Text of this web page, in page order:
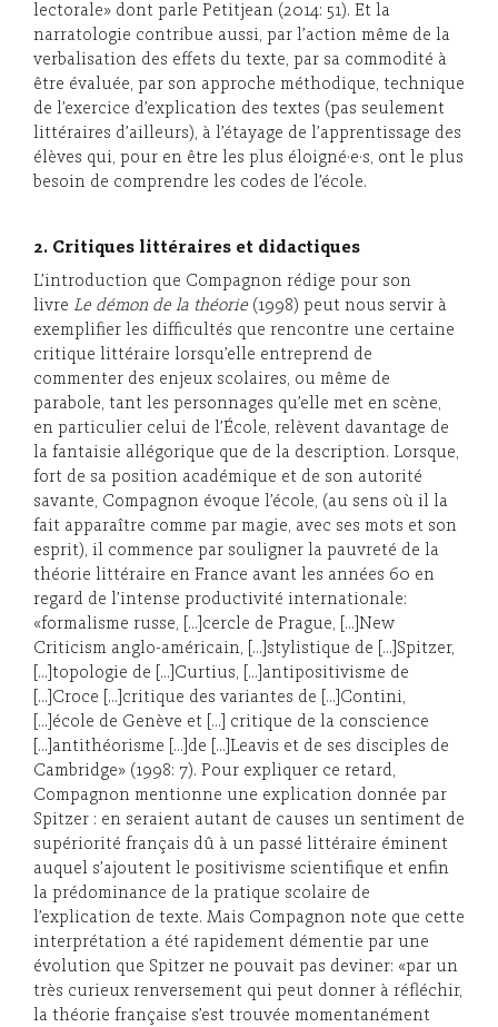
lectorale» dont parle Petitjean (2014: 51). Et la
narratologie contribue aussi, par l’action même de la
verbalisation des effets du texte, par sa commodité à
être évaluée, par son approche méthodique, technique
de l’exercice d’explication des textes (pas seulement
littéraires d’ailleurs), à l’étayage de l’apprentissage des
élèves qui, pour en être les plus éloigné·e·s, ont le plus
besoin de comprendre les codes de l’école.
2. Critiques littéraires et didactiques
L’introduction que Compagnon rédige pour son
livre Le démon de la théorie(1998) peut nous servir à
exemplifier les difficultés que rencontre une certaine
critique littéraire lorsqu’elle entreprend de
commenter des enjeux scolaires, ou même de
parabole, tant les personnages qu’elle met en scène,
en particulier celui de l’École, relèvent davantage de
la fantaisie allégorique que de la description. Lorsque,
fort de sa position académique et de son autorité
savante, Compagnon évoque l’école, (au sens où il la
fait apparaître comme par magie, avec ses mots et son
esprit), il commence par souligner la pauvreté de la
théorie littéraire en France avant les années 60 en
regard de l’intense productivité internationale:
«formalisme russe, […]cercle de Prague, […]New
Criticism anglo-américain, […]stylistique de […]Spitzer,
[…]topologie de […]Curtius, […]antipositivisme de
[…]Croce […]critique des variantes de […]Contini,
[…]école de Genève et […] critique de la conscience
[…]antithéorisme […]de […]Leavis et de ses disciples de
Cambridge» (1998: 7). Pour expliquer ce retard,
Compagnon mentionne une explication donnée par
Spitzer : en seraient autant de causes un sentiment de
supériorité français dû à un passé littéraire éminent
auquel s’ajoutent le positivisme scientifique et enfin
la prédominance de la pratique scolaire de
l’explication de texte. Mais Compagnon note que cette
interprétation a été rapidement démentie par une
évolution que Spitzer ne pouvait pas deviner: «par un
très curieux renversement qui peut donner à réfléchir,
la théorie française s’est trouvée momentanément